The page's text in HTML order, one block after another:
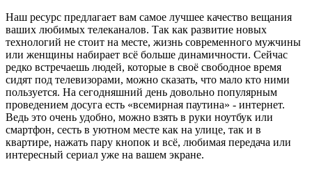
Наш ресурс предлагает вам самое лучшее качество вещания
ваших любимых телеканалов. Так как развитие новых
технологий не стоит на месте, жизнь современного мужчины
или женщины набирает всё больше динамичности. Сейчас
редко встречаешь людей, которые в своё свободное время
сидят под телевизорами, можно сказать, что мало кто ними
пользуется. На сегодняшний день довольно популярным
проведением досуга есть «всемирная паутина» - интернет.
Ведь это очень удобно, можно взять в руки ноутбук или
смартфон, сесть в уютном месте как на улице, так и в
квартире, нажать пару кнопок и всё, любимая передача или
интересный сериал уже на вашем экране.